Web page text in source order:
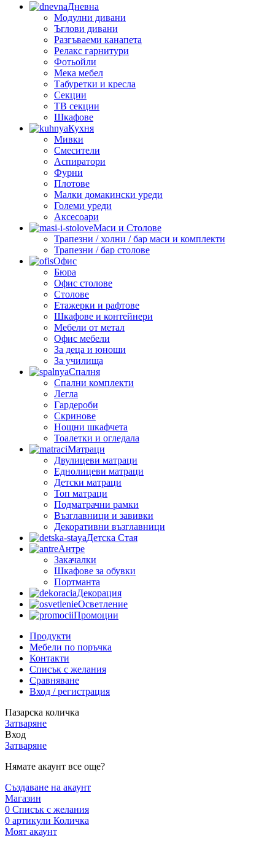
Дневна
Модулни дивани
Ъглови дивани
Разгъваеми канапета
Релакс гарнитури
Фотьойли
Мека мебел
Табуретки и кресла
Секции
ТВ секции
Шкафове
Кухня
Мивки
Смесители
Аспиратори
Фурни
Плотове
Малки домакински уреди
Големи уреди
Аксесоари
Маси и Столове
Трапезни / холни / бар маси и комплекти
Трапезни / бар столове
Офис
Бюра
Офис столове
Столове
Етажерки и рафтове
Шкафове и контейнери
Мебели от метал
Офис мебели
За деца и юноши
За училища
Спалня
Спални комплекти
Легла
Гардероби
Скринове
Нощни шкафчета
Тоалетки и огледала
Матраци
Двулицеви матраци
Еднолицеви матраци
Детски матраци
Топ матраци
Подматрачни рамки
Възглавници и завивки
Декоративни възглавници
Детска Стая
Антре
Закачалки
Шкафове за обувки
Портманта
Декорация
Осветление
Промоции
Продукти
Мебели по поръчка
Контакти
Списък с желания
Сравняване
Вход / регистрация
Пазарска количка
Затваряне
Вход
Затваряне
Нямате акаунт все още?
Създаване на акаунт
Магазин
0 Списък с желания
0 артикули Количка
Моят акаунт